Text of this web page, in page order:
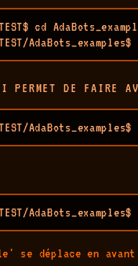
cd
AdaBots_examples$
PERMET DE FAIRE
se déplace en